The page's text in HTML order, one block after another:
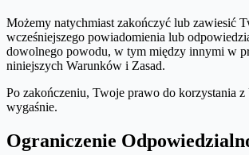
Możemy natychmiast zakończyć lub zawiesić
wcześniejszego powiadomienia lub
dowolnego powodu, w tym między innymi w
niniejszych Warunków i Zasad.
Po zakończeniu, Twoje prawo do korzystania z
wygaśnie.
Ograniczenie